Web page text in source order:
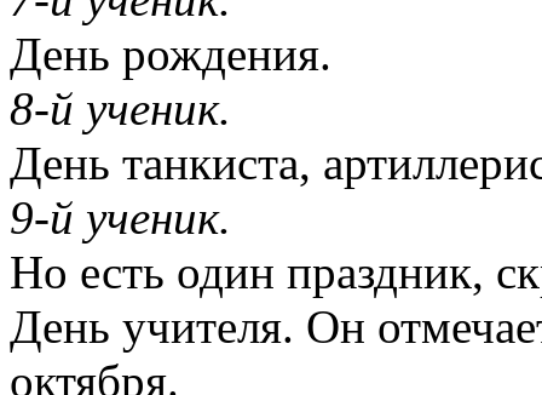
День рождения.
8-й ученик.
День танкиста,
9-й ученик.
Но есть один праздник,
День учителя. Он
октября.